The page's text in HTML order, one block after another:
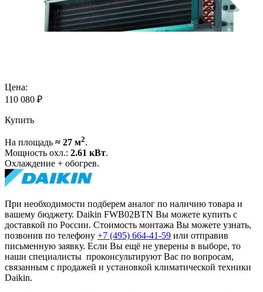
Цена:
110 080 ₽
Купить
На площадь ≈ 27 м2.
Мощность охл.: 2.61 кВт.
Охлаждение + обогрев.
При необходимости подберем аналог по наличию товара и
вашему бюджету. Daikin FWB02BTN Вы можете купить с
доставкой по России. Стоимость монтажа Вы можете узнать,
позвонив по телефону +7 (495) 664-41-59 или отправив
письменную заявку. Если Вы ещё не уверены в выборе, то
наши специалисты проконсультируют Вас по вопросам,
связанным с продажей и установкой климатической техники
Daikin.